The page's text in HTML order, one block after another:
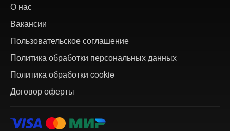
О нас
Вакансии
Пользовательское соглашение
Политика обработки персональных данных
Политика обработки cookie
Договор оферты